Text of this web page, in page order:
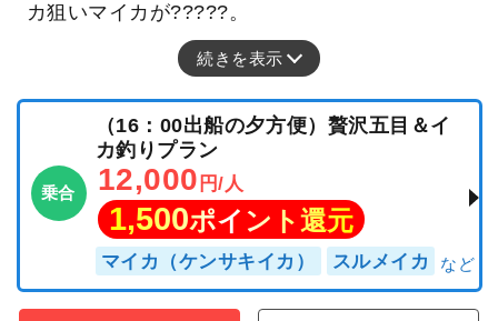
カ狙いマイカが?????。
続きを表示
乗合
（16：00出船の夕方便）贅沢五目＆イ
カ釣りプラン
12,000 円/人
1,500ポイント還元
マイカ（ケンサキイカ） スルメイカ